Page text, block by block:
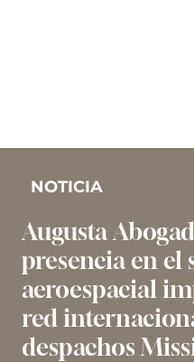
NOTICIA
Augusta
presencia en el
aeroespacial
red
despachos